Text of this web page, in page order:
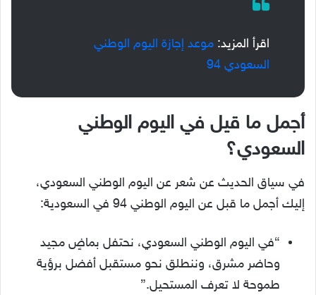
اقرأ المزيد: موعد إجازة اليوم الوطني
السعودي 94
أجمل ما قيل في اليوم الوطني
السعودي؟
في سياق الحديث عن شعر عن اليوم الوطني السعودي،
إليك أجمل ما قبل عن اليوم الوطني 94 في السعودية:
“في اليوم الوطني السعودي، نحتفل بماضٍ مجيد
وحاضر مشرق، وننطلق نحو مستقبل أفضل برؤية
طموحة لا تعرف المستحيل.”